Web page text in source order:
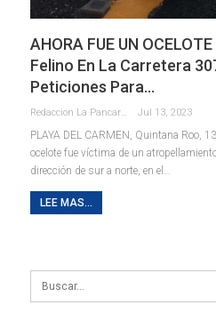
AHORA FUE UN
Felino En La Carretera
Peticiones Para…
Redaccion La Pancarta De Quintana Roo Jul 13, 2023
PLAYA DEL CARMEN, Quintana Roo,
ocelote fue víctima de un
dirección de sur a norte, en el …
LEE MAS...